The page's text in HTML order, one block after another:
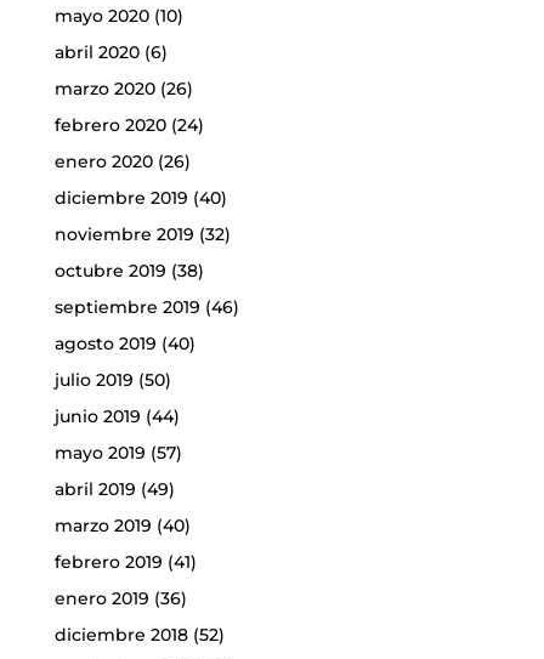
mayo 2020(10)
abril 2020(6)
marzo 2020(26)
febrero 2020(24)
enero 2020(26)
diciembre 2019 (40)
noviembre 2019 (32)
octubre 2019 (38)
septiembre 2019 (46)
agosto 2019 (40)
julio 2019 (50)
junio 2019 (44)
mayo 2019 (57)
abril 2019 (49)
marzo 2019 (40)
febrero 2019 (41)
enero 2019 (36)
diciembre 2018(52)